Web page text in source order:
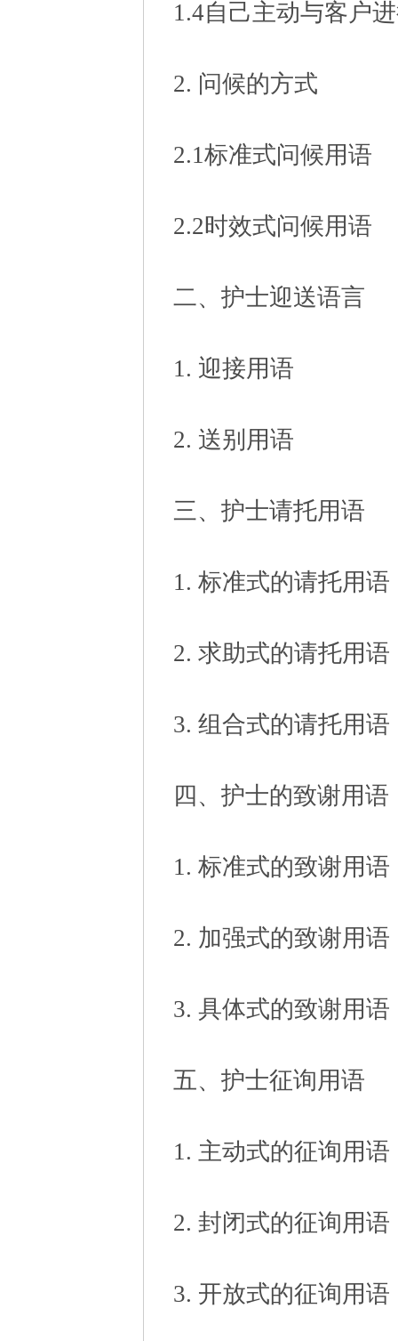
1.4自己主动与客户
2. 问候的方式
2.1标准式问候用语
2.2时效式问候用语
二、护士迎送语言
1. 迎接用语
2. 送别用语
三、护士请托用语
1. 标准式的请托用语
2. 求助式的请托用语
3. 组合式的请托用语
四、护士的致谢用语
1. 标准式的致谢用语
2. 加强式的致谢用语
3. 具体式的致谢用语
五、护士征询用语
1. 主动式的征询用语
2. 封闭式的征询用语
3. 开放式的征询用语